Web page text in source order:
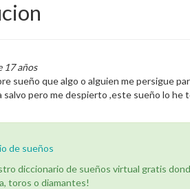
17 años
sueño que algo o alguien me persigue
salvo pero me despierto ,este sueño lo he
de sueños
diccionario de sueños virtual gratis
toros o diamantes!